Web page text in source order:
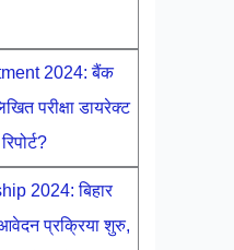
2024: बैंक
परीक्षा डायरेक्ट
2024: बिहार
प्रक्रिया शुरु,